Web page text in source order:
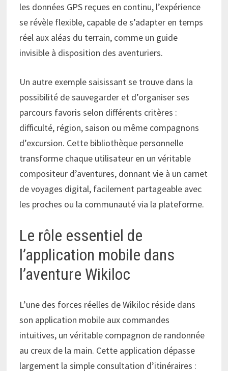
les données GPS reçues en continu, l’expérience
se révèle flexible, capable de s’adapter en temps
réel aux aléas du terrain, comme un guide
invisible à disposition des aventuriers.
Un autre exemple saisissant se trouve dans la
possibilité de sauvegarder et d’organiser ses
parcours favoris selon différents critères :
difficulté, région, saison ou même compagnons
d’excursion. Cette bibliothèque personnelle
transforme chaque utilisateur en un véritable
compositeur d’aventures, donnant vie à un carnet
de voyages digital, facilement partageable avec
les proches ou la communauté via la plateforme.
Le rôle essentiel de
l’application mobile dans
l’aventure Wikiloc
L’une des forces réelles de Wikiloc réside dans
son application mobile aux commandes
intuitives, un véritable compagnon de randonnée
au creux de la main. Cette application dépasse
largement la simple consultation d’itinéraires :